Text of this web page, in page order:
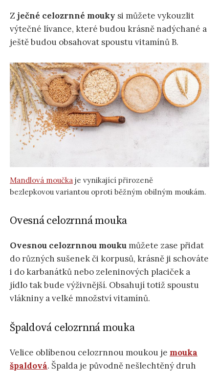
Z ječné celozrnné mouky si můžete vykouzlit
výtečné lívance, které budou krásně nadýchané a
ještě budou obsahovat spoustu vitamínů B.
Mandlová moučka je vynikající přirozeně
bezlepkovou variantou oproti běžným obilným moukám.
Ovesná celozrnná mouka
Ovesnou celozrnnou mouku můžete zase přidat
do různých sušenek či korpusů, krásně ji schováte
i do karbanátků nebo zeleninových placiček a
jídlo tak bude výživnější. Obsahují totiž spoustu
vlákniny a velké množství vitamínů.
Špaldová celozrnná mouka
Velice oblíbenou celozrnnou moukou je mouka
špaldová. Špalda je původně nešlechtěný druh